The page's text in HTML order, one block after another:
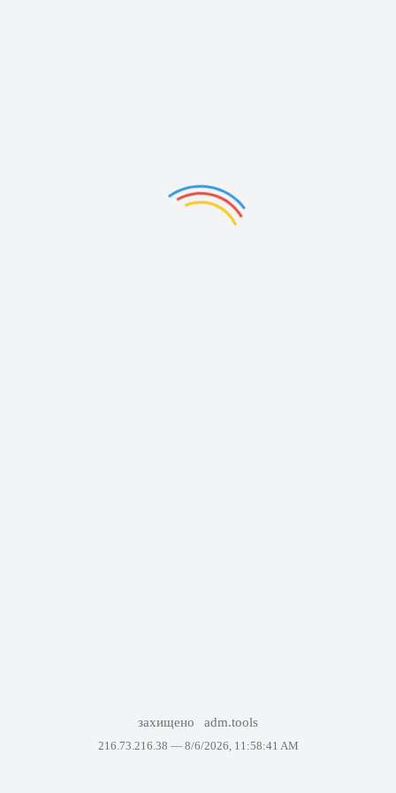
захищено adm.tools
216.73.216.38 — 8/6/2026, 11:58:41 AM